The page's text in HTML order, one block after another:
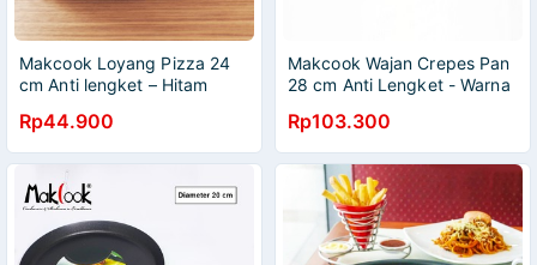
Makcook Loyang Pizza 24
cm Anti lengket – Hitam
Rp44.900
Makcook Wajan Crepes Pan
28 cm Anti Lengket - Warna
Rp103.300